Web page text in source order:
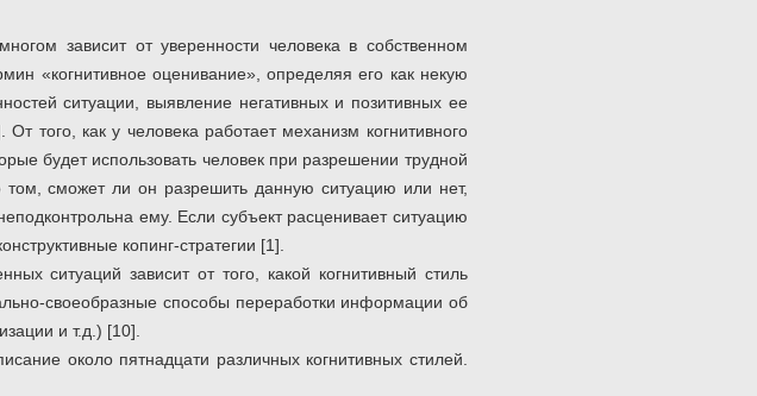
зависит от уверенности человека в собственном
«когнитивное оценивание», определяя его как некую
ситуации, выявление негативных и позитивных ее
того, как у человека работает механизм когнитивного
будет использовать человек при разрешении трудной
том, сможет ли он разрешить данную ситуацию или нет,
ему. Если субъект расценивает ситуацию
копинг-стратегии [1].
ситуаций зависит от того, какой когнитивный стиль
своеобразные способы переработки информации об
и т.д.) [10].
около пятнадцати различных когнитивных стилей.